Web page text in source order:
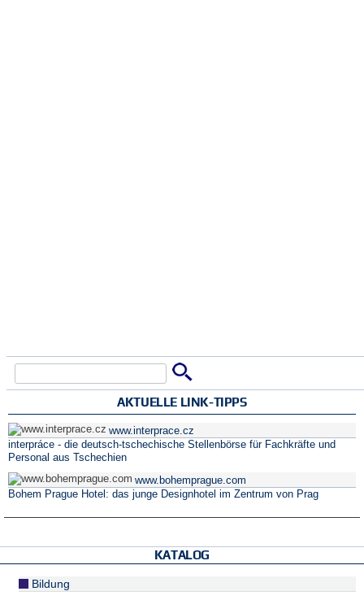
AKTUELLE LINK-TIPPS
www.interprace.cz
interpráce - die deutsch-tschechische Stellenbörse für Fachkräfte und
Personal aus Tschechien
www.bohemprague.com
Bohem Prague Hotel: das junge Designhotel im Zentrum von Prag
KATALOG
Bildung